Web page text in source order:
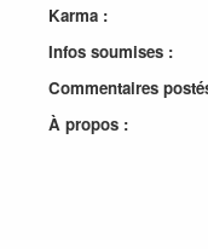
Karma :
Infos soumises :
Commentaires
À propos :